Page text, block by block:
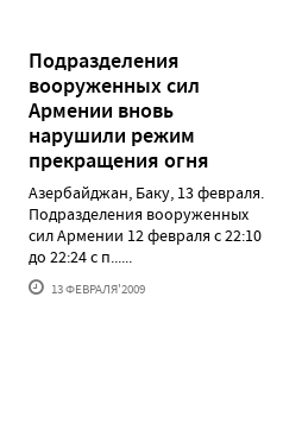
Подразделения
вооруженных сил
Армении вновь
нарушили режим
прекращения огня
Азербайджан, Баку, 13 февраля.
Подразделения вооруженных
сил Армении 12 февраля с 22:10
до 22:24 с п......
13 ФЕВРАЛЯ'2009